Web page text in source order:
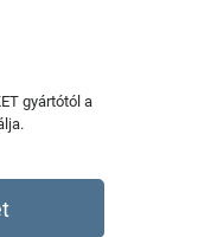
gyártótól a